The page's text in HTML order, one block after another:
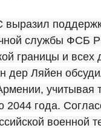
выразил
службы ФСБ
границы и всех
Ляйен
учитывая
2044 года.
военной